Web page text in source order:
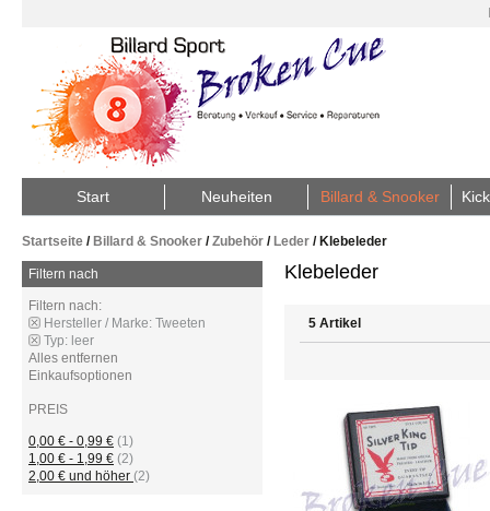
Start Neuheiten Billard & Snooker
Startseite / Billard & Snooker /Zubehör / Leder / Klebeleder
Klebeleder
5 Artikel
Filtern nach
Filtern nach:
Hersteller / Marke: Tweeten
Typ: leer
Alles entfernen
Einkaufsoptionen
PREIS
0,00 € - 0,99 € (1)
1,00 € - 1,99 € (2)
2,00 € und höher (2)